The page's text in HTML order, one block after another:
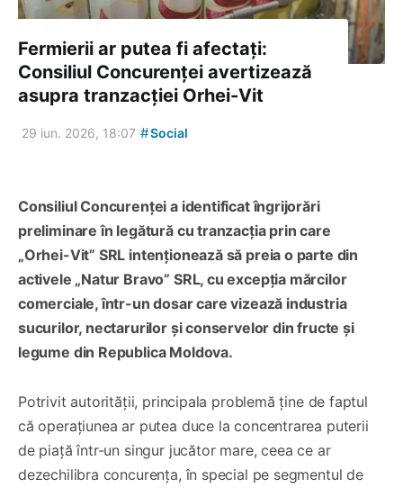
Fermierii ar putea fi afectați:
Consiliul Concurenței avertizează
asupra tranzacției Orhei-Vit
29 iun. 2026, 18:07 #Social
Consiliul Concurenței a identificat îngrijorări
preliminare în legătură cu tranzacția prin care
„Orhei-Vit” SRL intenționează să preia o parte din
activele „Natur Bravo” SRL, cu excepția mărcilor
comerciale, într-un dosar care vizează industria
sucurilor, nectarurilor și conservelor din fructe și
legume din Republica Moldova.
Potrivit autorității, principala problemă ține de faptul
că operațiunea ar putea duce la concentrarea puterii
de piață într-un singur jucător mare, ceea ce ar
dezechilibra concurența, în special pe segmentul de